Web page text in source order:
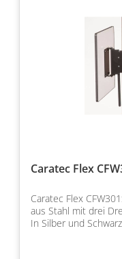
Caratec
Caratec Flex CFW301S: Besonders kompakte Halterung
aus Stahl mit drei
In Silber und